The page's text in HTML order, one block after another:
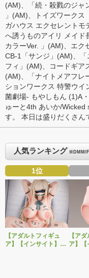
(AM)、「続・殺戮のジャ
」(AM)、
トイズワークス
ガハウス エクセレントモ
へ誘うものアイリ メイド
カラーVer.
」(AM)、エク
CB-1「サンジ 」(AM)、「
フィ 」(AM)、コードギア
(AM)、「ナイトメアフレ
ションワークス 特警ウイ
菌劇場- もやしもん (1)A
ゅーと4th あいか/Wicked
す。 本日は盛りだくさん
人気ランキング ※DMM/
1位
【アダルトフィギュ
ア】【インサイト】肉
【ア
ア】【